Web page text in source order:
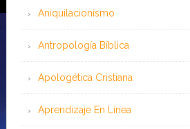
Aniquilacionismo
Antropología Bíblica
Apologética Cristiana
Aprendizaje En Línea